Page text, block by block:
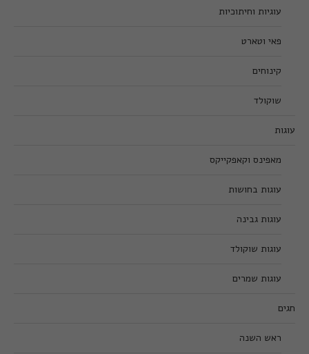
עוגיות וחיתוכיות
פאי וטארט
קינוחים
שוקולד
עוגות
מאפינס וקאפקייקס
עוגות בחושות
עוגות גבינה
עוגות שוקולד
עוגות שמרים
חגים
ראש השנה